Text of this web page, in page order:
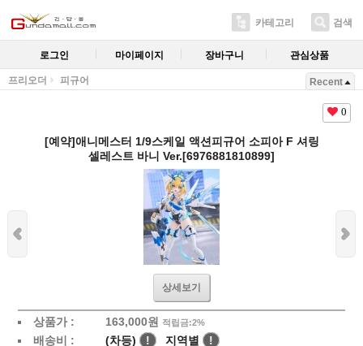
카테고리 검색
로그인 마이페이지 장바구니 관심상품
프리오더 피규어 Recent
0
[예약]애니메스터 1/9스케일 액션피규어 소피아 F 셔링
셀레스트 바니 Ver.[6976881810899]
상세보기
상품가 : 163,000원 적립금:2%
배송비 : (차등) ! 지역별
!